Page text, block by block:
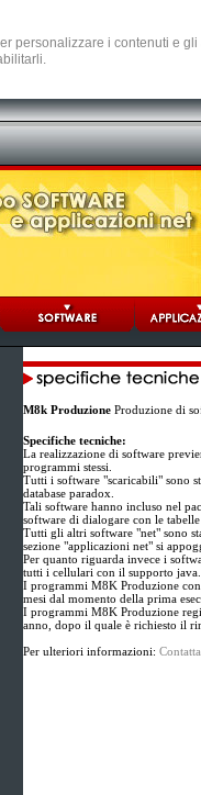
personalizzare i contenuti e
M8k ProduzioneProduzione di
Specifiche tecniche:
La realizzazione di software
programmi stessi.
Tutti i software "scaricabili" sono
database paradox.
Tali software hanno incluso nel
software di dialogare con le tabelle
Tutti gli altri software "net" sono
sezione "applicazioni net" si
Per quanto riguarda invece i
tutti i cellulari con il supporto java.
I programmi M8K Produzione
mesi dal momento della prima
I programmi M8K Produzione
anno, dopo il quale è richiesto il
Per ulteriori informazioni: